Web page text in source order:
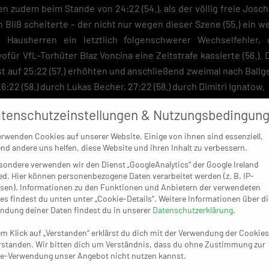
zudem beim Stande von 24:22 (54.), als der völlig freie
Bliß scheiterte – der nicht nur wegen dieser Szene (55.) ein
ein letztlich folgenschwerer Wechselfehler,
VfL-Torhüter Blaz Voncina eine Zeitstrafe kassierte (56.).
auf 25:22 (57.) erhöhten und anschließend zweimal nach
(58.) durch Lukas Becher, 27:22 (58.) durch Dimitri Ignatow.
Beyer (6/4), Glatthard, Rozman (4), Becher (2), Ignatow (3),
Klingler.
&
Cookies auf unserer Website. Einige von ihnen sind essenziell,
andere uns helfen, diese Website und ihren Inhalt zu verbessern.
verwenden wir den Dienst „GoogleAnalytics“ der Google Ireland
Hier können personenbezogene Daten verarbeitet werden (z. B. IP-
Informationen zu den Funktionen und Anbietern der verwendeten
findest du unten unter „Cookie-Details“. Weitere Informationen über
deiner Daten findest du in unserer Datenschutzerklärung.
Klick auf „Verstanden“ erklärst du dich mit der Verwendung der Cookies
Wir bitten dich um Verständnis, dass du ohne Zustimmung zur
Verwendung unser Angebot nicht nutzen kannst.